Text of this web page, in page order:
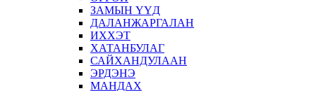
ЗАМЫН ҮҮД
ДАЛАНЖАРГАЛАН
ИХХЭТ
ХАТАНБУЛАГ
САЙХАНДУЛААН
ЭРДЭНЭ
МАНДАХ